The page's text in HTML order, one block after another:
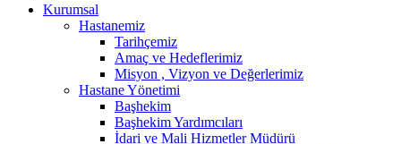
Kurumsal
Hastanemiz
Tarihçemiz
Amaç ve Hedeflerimiz
Misyon , Vizyon ve Değerlerimiz
Hastane Yönetimi
Başhekim
Başhekim Yardımcıları
İdari ve Mali Hizmetler Müdürü